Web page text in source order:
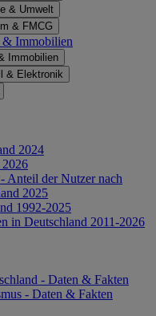
& Umwelt
& FMCG
& Immobilien
Immobilien
& Elektronik
2024
Anteil der Nutzer nach
2025
1992-2025
in Deutschland 2011-2026
- Daten & Fakten
- Daten & Fakten